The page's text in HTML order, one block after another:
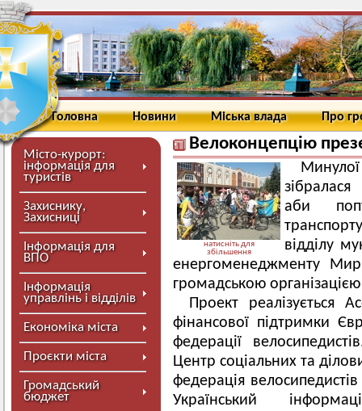
Головна Новини Міська влада Про
Місто-курорт:
інформація для
туристів
Захиснику,
Захисниці
Інформація для
ВПО
Інформація
управлінь і відділів
Економіка міста
Проєкти міста
Громадський
бюджет
Велоконцепцію
натисніть для
збільшення
зібралася
аби
відділу
енергоменеджменту
громадською
Проект реалізується
фінансової підтримки
федерації
Центр соціальних та
федерація
Український